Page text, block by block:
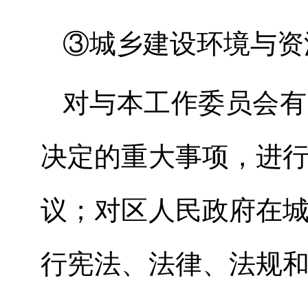
③城乡建设环境与
对与本工作委员会
决定的重大事项，进
议；对区人民政府在
行宪法、法律、法规